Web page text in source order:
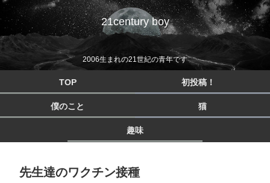
21century boy
2006生まれの21世紀の青年です
TOP 初投稿！
僕のこと 猫
趣味
先生達のワクチン接種